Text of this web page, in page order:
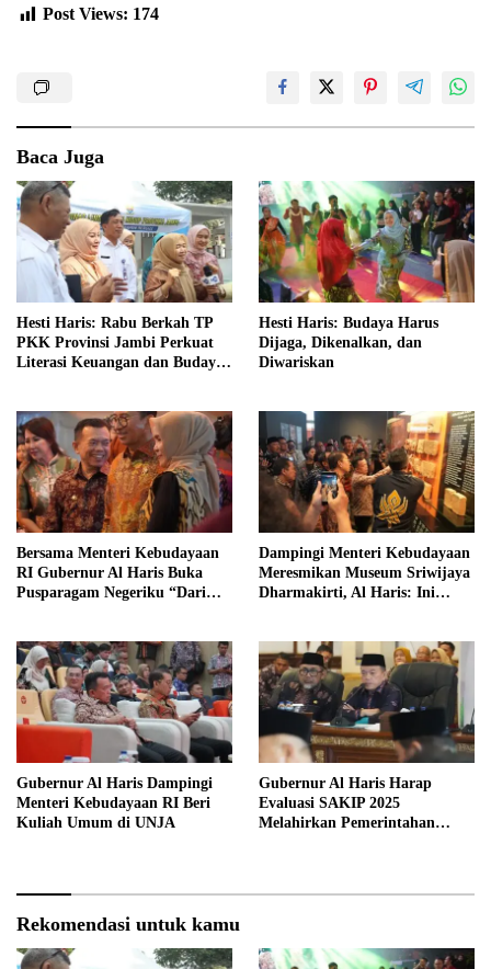
Post Views: 174
Baca Juga
Hesti Haris: Rabu Berkah TP
PKK Provinsi Jambi Perkuat
Literasi Keuangan dan Budaya
Hesti Haris: Budaya Harus
Dijaga, Dikenalkan, dan
Diwariskan
Bersama Menteri Kebudayaan
RI Gubernur Al Haris Buka
Pusparagam Negeriku “Dari
Dampingi Menteri Kebudayaan
Meresmikan Museum Sriwijaya
Dharmakirti, Al Haris: Ini
Gubernur Al Haris Dampingi
Menteri Kebudayaan RI Beri
Kuliah Umum di UNJA
Gubernur Al Haris Harap
Evaluasi SAKIP 2025
Melahirkan Pemerintahan
Rekomendasi untuk kamu